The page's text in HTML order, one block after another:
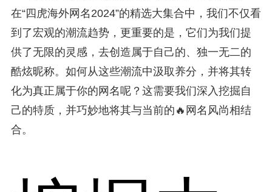
在“四虎海外网名2024”的精选大集合中，我们不仅看
到了宏观的潮流趋势，更重要的是，它们为我们提
供了无限的灵感，去创造属于自己的、独一无二的
酷炫昵称。如何从这些潮流中汲取养分，并将其转
化为真正属于你的网名呢？这需要我们深入挖掘自
己的特质，并巧妙地将其与当前的🔥网名风尚相结
合。